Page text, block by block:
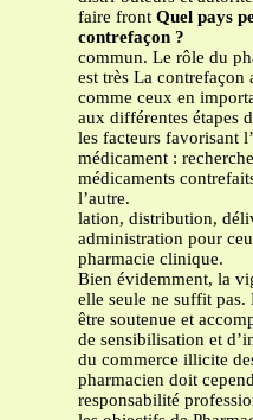
faire front Quel pays
contrefaçon ?
commun. Le rôle du
est très La contrefaçon
comme ceux en
aux différentes étapes
les facteurs favorisant
médicament :
médicaments
l’autre.
lation, distribution,
administration pour
pharmacie clinique.
Bien évidemment, la
elle seule ne suffit
être soutenue et
de sensibilisation et
du commerce illicite
pharmacien doit
responsabilité